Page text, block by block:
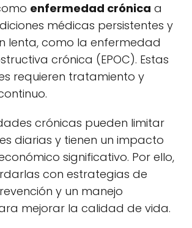
enfermedad crónica a
médicas persistentes y
lenta, como la enfermedad
crónica (EPOC). Estas
requieren tratamiento y
crónicas pueden limitar
diarias y tienen un impacto
significativo. Por ello,
con estrategias de
y un manejo
mejorar la calidad de vida.